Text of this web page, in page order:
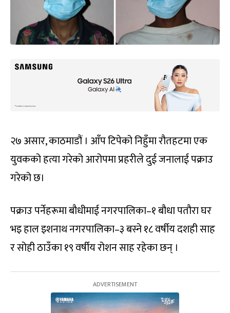
२७ असार, काठमाडौं । आँप टिपेको निहुँमा रौतहटमा एक
युवकको हत्या गरेको आरोपमा प्रहरीले दुई जनालाई पक्राउ
गरेको छ।
पक्राउ पर्नेहरूमा बौधीमाई नगरपालिका–१ बौधा पतौरा घर
भइ हाल इशनाथ नगरपालिका–३ बस्ने १८ वर्षीय दशही साह
र सोही ठाउँका १९ वर्षीय रोशन साह रहेका छन् ।